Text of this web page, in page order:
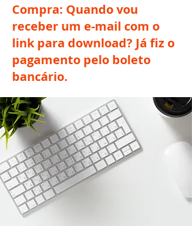
Compra: Quando vou
receber um e-mail com o
link para download? Já fiz o
pagamento pelo boleto
bancário.